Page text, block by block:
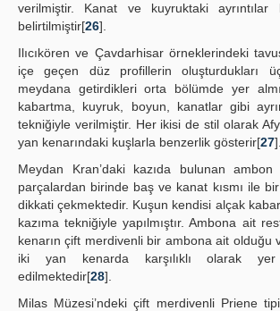
verilmiştir. Kanat ve kuyruktaki ayrıntılar
belirtilmiştir[26].
Ilıcıkören ve Çavdarhisar örneklerindeki
içe geçen düz profillerin oluşturdukları
meydana getirdikleri orta bölümde yer
kabartma, kuyruk, boyun, kanatlar gibi
tekniğiyle verilmiştir. Her ikisi de stil olarak
yan kenarındaki kuşlarla benzerlik gösterir[27].
Meydan Kran’daki kazıda bulunan
parçalardan birinde baş ve kanat kısmı ile
dikkati çekmektedir. Kuşun kendisi alçak
kazıma tekniğiyle yapılmıştır. Ambona ait
kenarın çift merdivenli bir ambona ait olduğu
iki yan kenarda karşılıklı olarak yer
edilmektedir[28].
Milas Müzesi’ndeki çift merdivenli Priene